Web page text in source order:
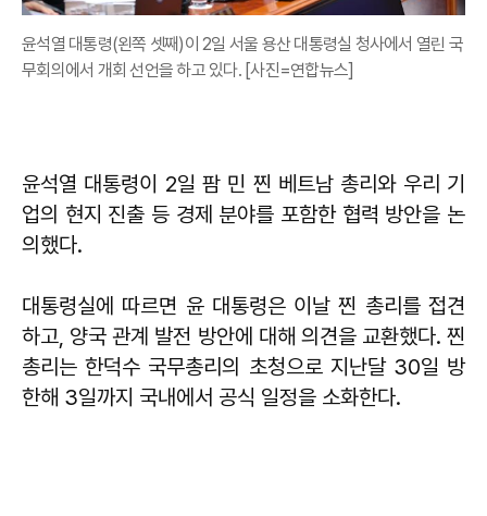
윤석열 대통령(왼쪽 셋째)이 2일 서울 용산 대통령실 청사에서 열린 국
무회의에서 개회 선언을 하고 있다. [사진=연합뉴스]
윤석열 대통령이 2일 팜 민 찐 베트남 총리와 우리 기
업의 현지 진출 등 경제 분야를 포함한 협력 방안을 논
의했다.
대통령실에 따르면 윤 대통령은 이날 찐 총리를 접견
하고, 양국 관계 발전 방안에 대해 의견을 교환했다. 찐
총리는 한덕수 국무총리의 초청으로 지난달 30일 방
한해 3일까지 국내에서 공식 일정을 소화한다.